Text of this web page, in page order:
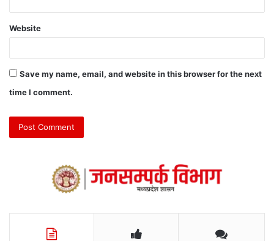
Website
Save my name, email, and website in this browser for the next
time I comment.